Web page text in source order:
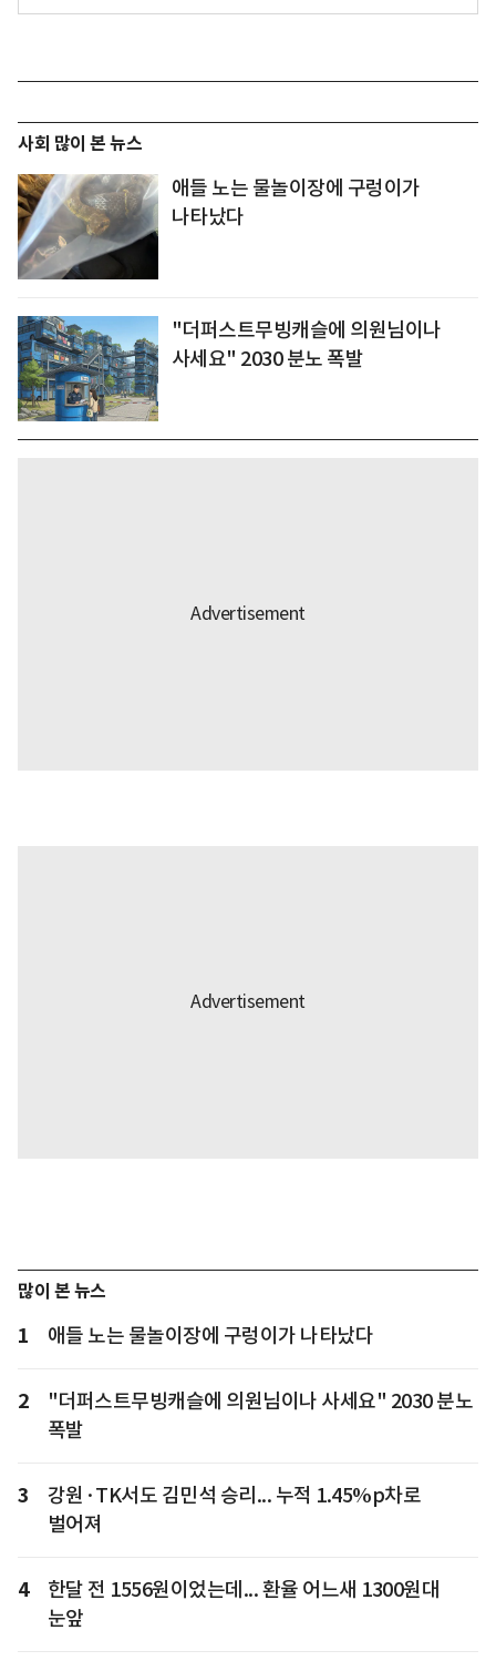
사회 많이 본 뉴스
애들 노는 물놀이장에 구렁이가
나타났다
"더퍼스트무빙캐슬에 의원님이나
사세요" 2030 분노 폭발
많이 본 뉴스
1 애들 노는 물놀이장에 구렁이가 나타났다
2
"더퍼스트무빙캐슬에 의원님이나 사세요" 2030 분노
폭발
3
강원·TK서도 김민석 승리... 누적 1.45%p차로
벌어져
4
한달 전 1556원이었는데... 환율 어느새 1300원대
눈앞